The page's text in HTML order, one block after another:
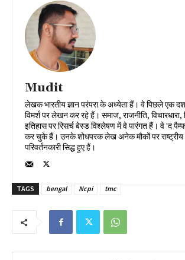
Mudit
लेखक भारतीय ज्ञान परंपरा के अध्येता हैं। वे पिछले एक
विमर्श पर लेखन कर रहे हैं। समाज, राजनीति, विचारधारा,
इतिहास पर रिसर्च बेस्ड विश्लेषण में वे पारंगत हैं। वे 'द
कर चुके हैं। उनके शोधपरक लेख अनेक मौकों पर राष्ट्रीय
परिवर्तनकारी सिद्ध हुए हैं।
TAGS bengal Ncpi tmc